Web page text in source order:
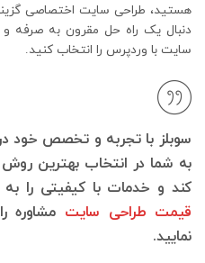
هستید، طراحی سایت اختصاصی
دنبال یک راه حل مقرون به صرفه
سایت با وردپرس را انتخاب کنید.
سوبلز با تجربه و تخصص خود
به شما در انتخاب بهترین
کند و خدمات با کیفیتی را
قیمت طراحی سایت مشاوره
نمایید.